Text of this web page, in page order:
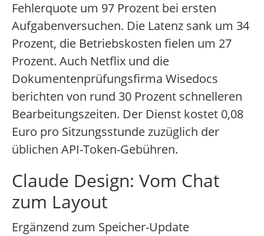
Fehlerquote um 97 Prozent bei ersten
Aufgabenversuchen. Die Latenz sank um 34
Prozent, die Betriebskosten fielen um 27
Prozent. Auch Netflix und die
Dokumentenprüfungsfirma Wisedocs
berichten von rund 30 Prozent schnelleren
Bearbeitungszeiten. Der Dienst kostet 0,08
Euro pro Sitzungsstunde zuzüglich der
üblichen API-Token-Gebühren.
Claude Design: Vom Chat
zum Layout
Ergänzend zum Speicher-Update